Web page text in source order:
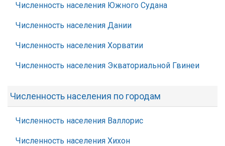
Численность населения Южного Судана
Численность населения Дании
Численность населения Хорватии
Численность населения Экваториальной Гвинеи
Численность населения по городам
Численность населения Валлорис
Численность населения Хихон